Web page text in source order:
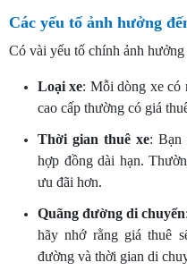
Các yếu tố ảnh hưởng
Có vài yếu tố chính ảnh
Loại xe: Mỗi dòng xe có
cao cấp thường có giá
Thời gian thuê xe: Bạn
hợp đồng dài hạn.
ưu đãi hơn.
Quãng đường di chuyển
hãy nhớ rằng giá thuê
đường và thời gian di